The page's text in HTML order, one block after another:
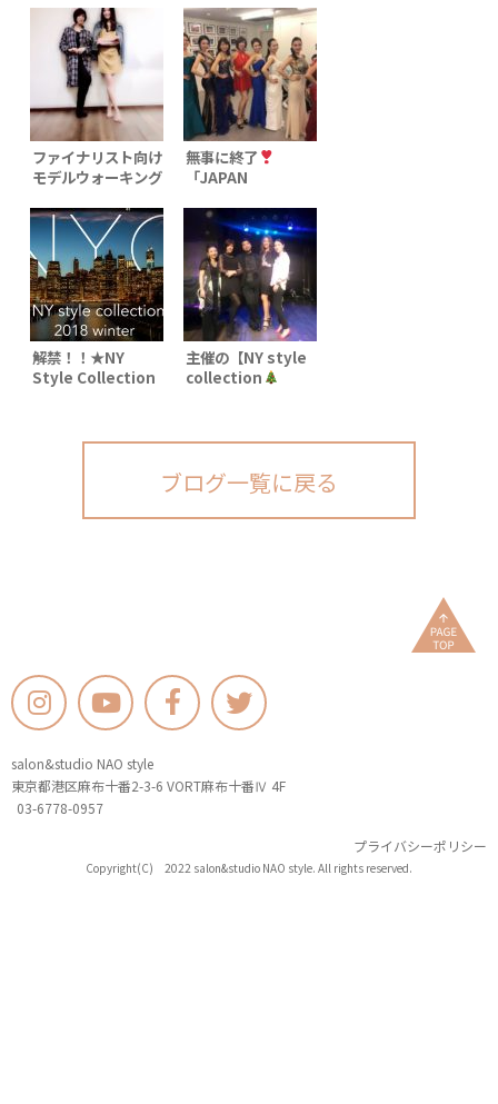
ファイナリスト向け
モデルウォーキング
「JAPAN
WOMAN’S
COLLECTION
2018」
無事に終了
「JAPAN
COLLECTION
2018」
解禁！！★NY
Style Collection
モデル募集！限定残
主催の【NY style
collection
す
ブログ一覧に戻る
salon&studio NAO style
東京都港区麻布十番2-3-6 VORT麻布十番Ⅳ 4F
03-6778-0957
プライバシーポリシー
Copyright(C) 2022 salon&studio NAO style. All rights reserved.